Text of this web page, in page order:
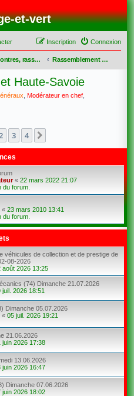
et-vert
Connexion
Inscription
Rencontres, rassemblements et sorties Rassemblement Savoie et Haute-Savoie
Haute-Savoie
Modérateur en chef
2 3 4
« 22 mars 2022 21:07
du forum.
« 23 mars 2010 13:41
du forum.
véhicules de collection et de prestige de
08-2026
août 2026 13:25
(74) Dimanche 21.07.2026
juil. 2026 18:51
Dimanche 05.07.2026
« 05 juil. 2026 19:21
21.06.2026
juin 2026 17:38
13.06.2026
juin 2026 16:47
Dimanche 07.06.2026
juin 2026 18:02